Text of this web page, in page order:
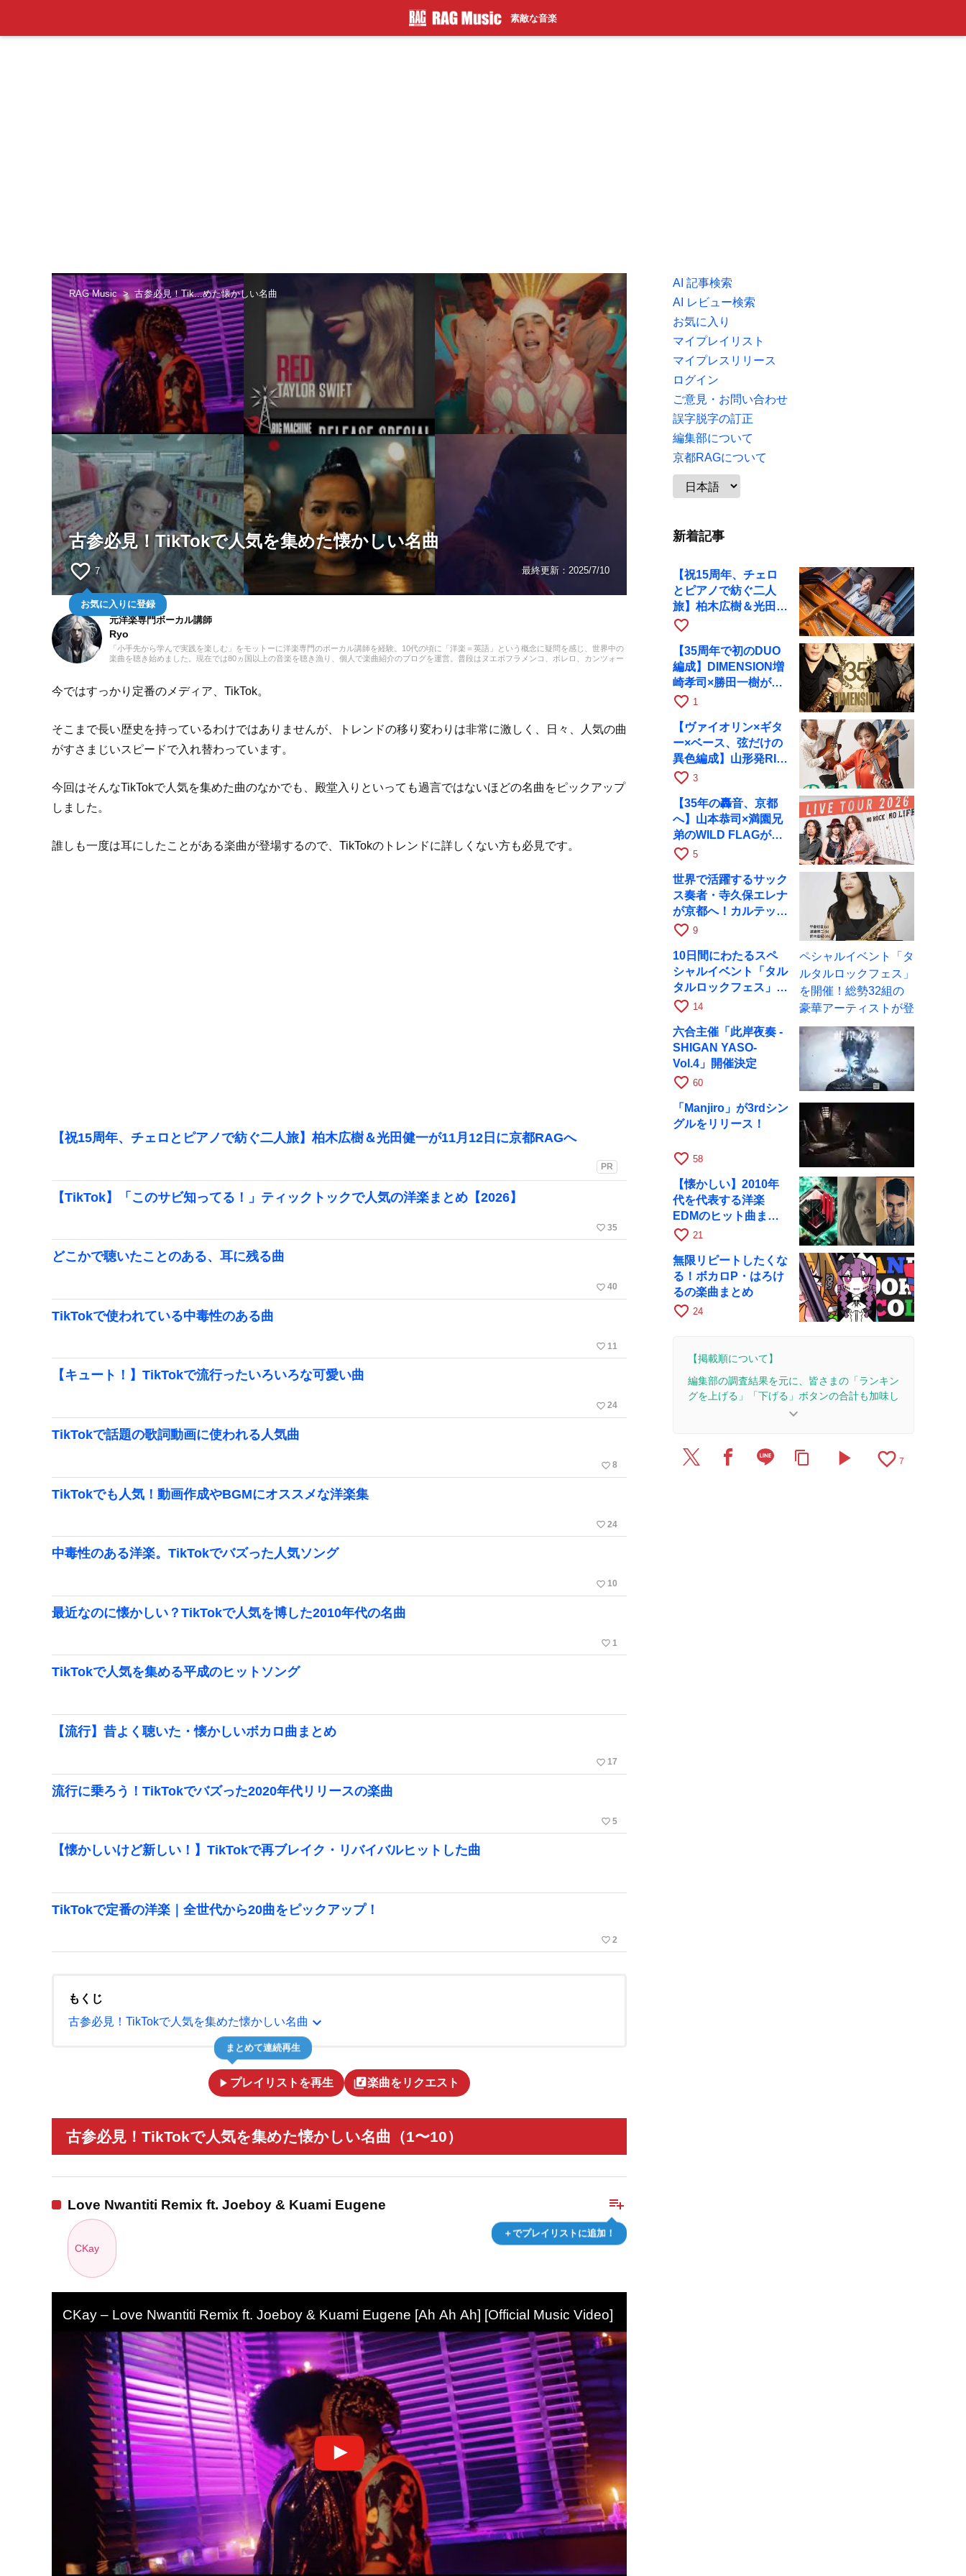
素敵な音楽
RAG Music 古参必見！Tik...めた懐かしい名曲
古参必見！TikTokで人気を集めた懐かしい名曲
favorite_border 7
お気に入りに登録
最終更新： 2025/7/10
元洋楽専門ボーカル講師
Ryo
「小手先から学んで実践を楽しむ」をモットーに洋楽専門のボーカル講師を経験。10代の頃に「洋楽＝英語」という概念に疑問を感じ、世界中の
楽曲を聴き始めました。現在では80ヵ国以上の音楽を聴き漁り、個人で楽曲紹介のブログを運営。普段はヌエボフラメンコ、ボレロ、カンツォー
今ではすっかり定番のメディア、TikTok。
そこまで長い歴史を持っているわけではありませんが、トレンドの移り変わりは非常に激しく、日々、人気の曲
がすさまじいスピードで入れ替わっています。
今回はそんなTikTokで人気を集めた曲のなかでも、殿堂入りといっても過言ではないほどの名曲をピックアップ
しました。
誰しも一度は耳にしたことがある楽曲が登場するので、TikTokのトレンドに詳しくない方も必見です。
【祝15周年、チェロとピアノで紡ぐ二人旅】柏木広樹＆光田健一が11月12日に京都RAGへ
PR
【TikTok】「このサビ知ってる！」ティックトックで人気の洋楽まとめ【2026】
favorite_border 35
どこかで聴いたことのある、耳に残る曲
favorite_border 40
TikTokで使われている中毒性のある曲
favorite_border 11
【キュート！】TikTokで流行ったいろいろな可愛い曲
favorite_border 24
TikTokで話題の歌詞動画に使われる人気曲
favorite_border 8
TikTokでも人気！動画作成やBGMにオススメな洋楽集
favorite_border 24
中毒性のある洋楽。TikTokでバズった人気ソング
favorite_border 10
最近なのに懐かしい？TikTokで人気を博した2010年代の名曲
favorite_border 1
TikTokで人気を集める平成のヒットソング
【流行】昔よく聴いた・懐かしいボカロ曲まとめ
favorite_border 17
流行に乗ろう！TikTokでバズった2020年代リリースの楽曲
favorite_border 5
【懐かしいけど新しい！】TikTokで再ブレイク・リバイバルヒットした曲
TikTokで定番の洋楽｜全世代から20曲をピックアップ！
favorite_border 2
もくじ
古参必見！TikTokで人気を集めた懐かしい名曲 expand_more
play_arrow プレイリストを再生
まとめて連続再生
library_music楽曲をリクエスト
古参必見！TikTokで人気を集めた懐かしい名曲（1〜10）
playlist_add
＋でプレイリストに追加！
Love Nwantiti Remix ft. Joeboy & Kuami Eugene
CKay
CKay – Love Nwantiti Remix ft. Joeboy & Kuami Eugene [Ah Ah Ah] [Official Music Video]
AI 記事検索
AI レビュー検索
お気に入り
マイプレイリスト
マイプレスリリース
ログイン
ご意見・お問い合わせ
誤字脱字の訂正
編集部について
京都RAGについて
新着記事
【祝15周年、チェロ
とピアノで紡ぐ二人
旅】柏木広樹＆光田健
一が11月12日に京都
favorite_border
【35周年で初のDUO
編成】DIMENSION増
崎孝司×勝田一樹が10
月11日に京都RAGへ
favorite_border 1
【ヴァイオリン×ギタ
ー×ベース、弦だけの
異色編成】山形発RIM
が初全国ツアーで8月
favorite_border 3
【35年の轟音、京都
へ】山本恭司×満園兄
弟のWILD FLAGが8
月6日にRAGでライブ
favorite_border 5
世界で活躍するサック
ス奏者・寺久保エレナ
が京都へ！カルテッ
ト・ツアー京都公演を
favorite_border 9
10日間にわたるスペ
シャルイベント「タル
タルロックフェス」を
開催！総勢32組の豪
favorite_border 14
六合主催「此岸夜奏 -
SHIGAN YASO-
Vol.4」開催決定
favorite_border 60
「Manjiro」が3rdシン
グルをリリース！
favorite_border 58
【懐かしい】2010年
代を代表する洋楽
EDMのヒット曲まと
め【平成】
favorite_border 21
無限リピートしたくな
る！ボカロP・はろけ
るの楽曲まとめ
favorite_border 24
【掲載順について】
編集部の調査結果を元に、皆さまの「ランキン
グを上げる」「下げる」ボタンの合計も加味し
2025/7/10：1本のレビューを追加・更新。
keyboard_arrow_down
content_copy play_arrow favorite_border 7